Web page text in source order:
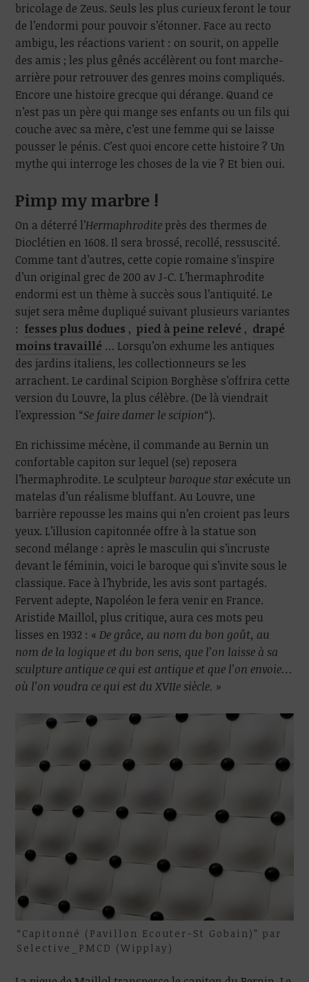
bricolage de Zeus. Seuls les plus curieux feront le tour
de l’endormi pour pouvoir s’étonner. Face au recto
ambigu, les réactions varient : on sourit, on appelle
des amis ; les plus gênés accélèrent ou font marche-
arrière pour retrouver des genres moins compliqués.
Encore une histoire grecque qui dérange. Quand ce
n’est pas un père qui mange ses enfants ou un fils qui
couche avec sa mère, c’est une femme qui se laisse
pousser le pénis. C’est quoi encore cette histoire ? Un
mythe qui interroge les choses de la vie ? Et bien oui.
Pimp my marbre !
On a déterré l’Hermaphrodite près des thermes de
Dioclétien en 1608. Il sera brossé, recollé, ressuscité.
Comme tant d’autres, cette copie romaine s’inspire
d’un original grec de 200 av J-C. L’hermaphrodite
endormi est un thème à succès sous l’antiquité. Le
sujet sera même dupliqué suivant plusieurs variantes
: fesses plus dodues , pied à peine relevé , drapé
moins travaillé … Lorsqu’on exhume les antiques
des jardins italiens, les collectionneurs se les
arrachent. Le cardinal Scipion Borghèse s’offrira cette
version du Louvre, la plus célèbre. (De là viendrait
l’expression “Se faire damer le scipion“).
En richissime mécène, il commande au Bernin un
confortable capiton sur lequel (se) reposera
l’hermaphrodite. Le sculpteur baroque star exécute un
matelas d’un réalisme bluffant. Au Louvre, une
barrière repousse les mains qui n’en croient pas leurs
yeux. L’illusion capitonnée offre à la statue son
second mélange : après le masculin qui s’incruste
devant le féminin, voici le baroque qui s’invite sous le
classique. Face à l’hybride, les avis sont partagés.
Fervent adepte, Napoléon le fera venir en France.
Aristide Maillol, plus critique, aura ces mots peu
lisses en 1932 : «De grâce, au nom du bon goût, au
nom de la logique et du bon sens, que l’on laisse à sa
sculpture antique ce qui est antique et que l’on envoie…
où l’on voudra ce qui est du XVIIe siècle. »
“Capitonné (Pavillon Ecouter-St Gobain)” par
Selective_PMCD (Wipplay)